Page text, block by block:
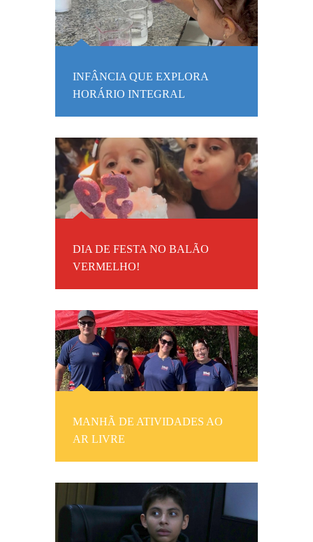
INFÂNCIA QUE EXPLORA
HORÁRIO INTEGRAL
DIA DE FESTA NO BALÃO
VERMELHO!
MANHÃ DE ATIVIDADES AO
AR LIVRE